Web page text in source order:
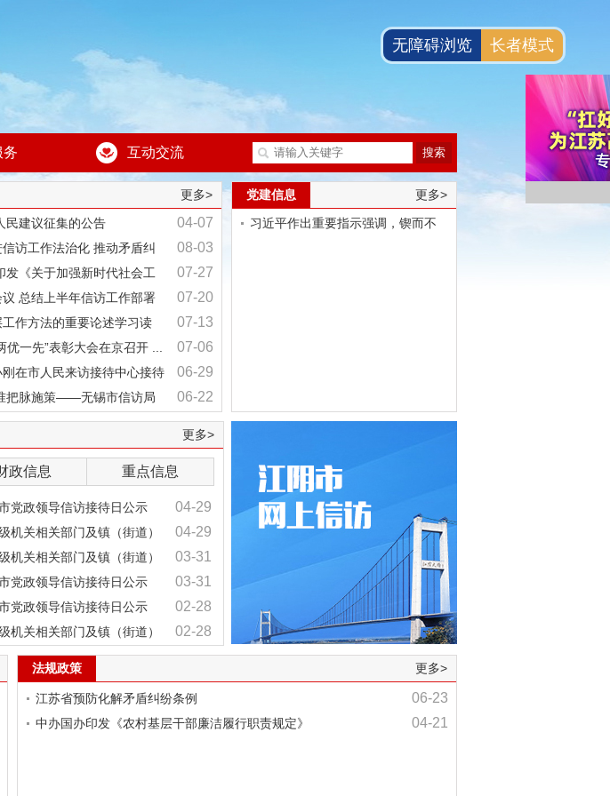
务 互动交流
更多>
民建议征集的公告
04-07
访工作法治化 推动矛盾纠
08-03
发《关于加强新时代社会工
07-27
总结上半年信访工作部署
07-20
工作方法的重要论述学习读
07-13
优一先”表彰大会在京召开 ... 07-06
在市人民来访接待中心接待
06-29
把脉施策——无锡市信访局
06-22
党建信息
更多>
习近平作出重要指示强调，锲而不
更多>
政信息 重点信息
党政领导信访接待日公示 04-29
机关相关部门及镇（街道）
04-29
机关相关部门及镇（街道）
03-31
党政领导信访接待日公示 03-31
党政领导信访接待日公示 02-28
机关相关部门及镇（街道）
02-28
法规政策 更多>
江苏省预防化解矛盾纠纷条例 06-23
中办国办印发《农村基层干部廉洁履行职责规定》 04-21
无障碍浏览 长者模式